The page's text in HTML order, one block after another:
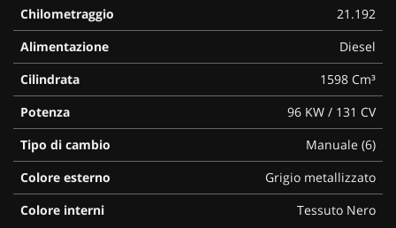
Chilometraggio
21.192
Alimentazione
Diesel
Cilindrata
1598 Cm³
Potenza
96 KW / 131 CV
Tipo di cambio
Manuale (6)
Colore esterno
Grigio metallizzato
Colore interni
Tessuto Nero